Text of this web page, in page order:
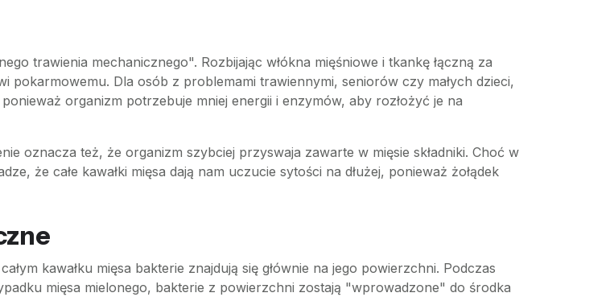
trawienia mechanicznego". Rozbijając włókna mięśniowe i tkankę łączną za
pokarmowemu. Dla osób z problemami trawiennymi, seniorów czy małych dzieci,
organizm potrzebuje mniej energii i enzymów, aby rozłożyć je na
oznacza też, że organizm szybciej przyswaja zawarte w mięsie składniki. Choć w
że całe kawałki mięsa dają nam uczucie sytości na dłużej, ponieważ żołądek
kawałku mięsa bakterie znajdują się głównie na jego powierzchni. Podczas
mięsa mielonego, bakterie z powierzchni zostają "wprowadzone" do środka